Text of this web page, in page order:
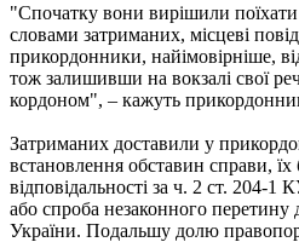
"Спочатку вони вирішили поїхати
словами затриманих, місцеві
прикордонники, найімовірніше,
тож залишивши на вокзалі свої
кордоном", – кажуть
Затриманих доставили у
встановлення обставин справи, їх
відповідальності за ч. 2 ст. 204-
або спроба незаконного
України. Подальшу долю